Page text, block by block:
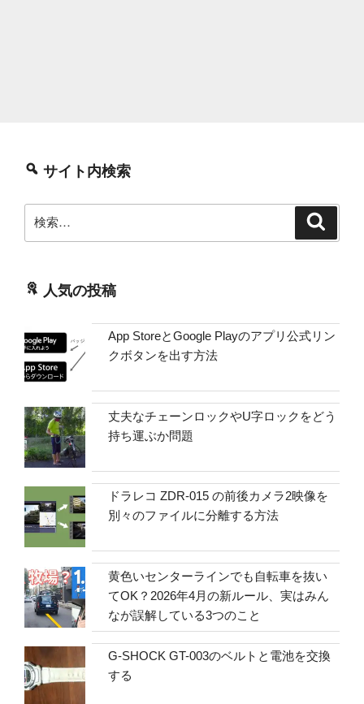
サイト内検索
索:
人気の投稿
App StoreとGoogle Playのアプリ公式リン
クボタンを出す方法
丈夫なチェーンロックやU字ロックをどう
持ち運ぶか問題
ドラレコ ZDR-015 の前後カメラ2映像を
別々のファイルに分離する方法
黄色いセンターラインでも自転車を抜い
てOK？2026年4月の新ルール、実はみん
なが誤解している3つのこと
G-SHOCK GT-003のベルトと電池を交換
する